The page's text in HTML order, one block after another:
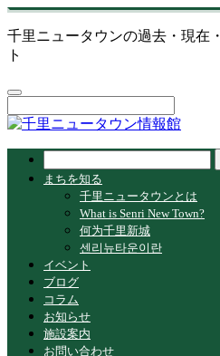
千里ニュータウンの過去・現在
ト
まちを知る
千里ニュータウンとは
What is Senri New Town?
何为千里新城
센리뉴타운이란
イベント
ブログ
コラム
お知らせ
施設案内
お問い合わせ